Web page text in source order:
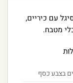
עם כיריים,
מטבח.
בצבע כסף